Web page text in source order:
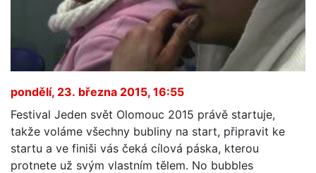
pondělí, 23. března 2015, 16:55
Festival Jeden svět Olomouc 2015 právě startuje,
takže voláme všechny bubliny na start, připravit ke
startu a ve finiši vás čeká cílová páska, kterou
protnete už svým vlastním tělem. No bubbles